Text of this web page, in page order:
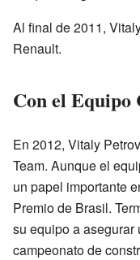
Al final de 2011,
Renault.
Con el Equipo
En 2012, Vitaly
Team. Aunque el
un papel importante
Premio de Brasil.
su equipo a
campeonato de